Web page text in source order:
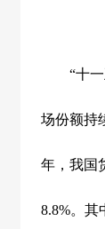
“十一五
场份额持
年，我国
8.8%。其